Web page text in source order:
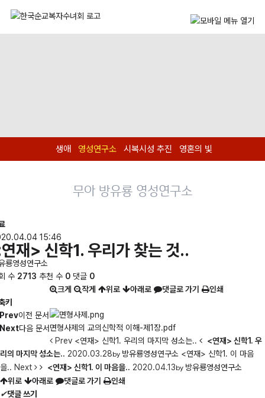
생애 영성연구소 시복시성 추진 영혼의 빛
무아 방유룡 영성연구소
15:46
재> 신학1. 우리가 찾는 것..
룡영성연구소
수 2713 추천 수 0 댓글 0
키
Prev이전 문서
Next다음 문서
크게 작게 위로 아래로 댓글로 가기 인쇄
면형사제의 교의신학적 이해-제1장.pdf
Prev <연재> 신학1. 우리의 마지막 성소는..
<연재> 신학1. 우
리의 마지막 성소는.. 2020.03.28by 방유룡영성연구소 <연재> 신학1. 이 마음
을.. Next <연재> 신학1. 이 마음을.. 2020.04.13by 방유룡영성연구소
위로
아래로 댓글로 가기
인쇄
✔댓글 쓰기